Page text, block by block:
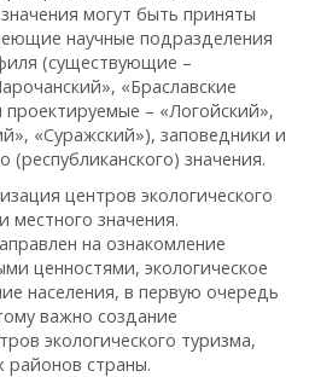
могут быть приняты
научные подразделения
(существующие –
«Браславские
– «Логойский»,
«Суражский»), заповедники и
(республиканского) значения.
центров экологического
местного значения.
на ознакомление
ценностями, экологическое
населения, в первую очередь
важно создание
экологического туризма,
районов страны.